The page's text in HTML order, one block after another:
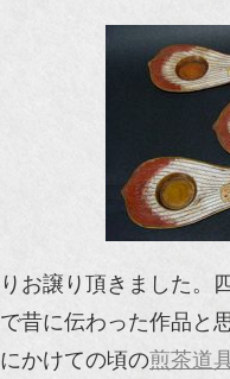
お譲り頂きました。
昔に伝わった作品と
かけての頃の煎茶道